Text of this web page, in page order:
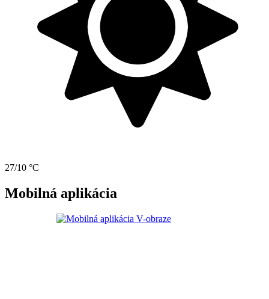
27/10 °C
Mobilná aplikácia